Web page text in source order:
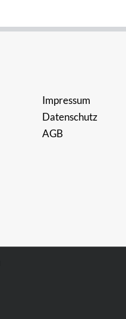
Impressum
Datenschutz
AGB